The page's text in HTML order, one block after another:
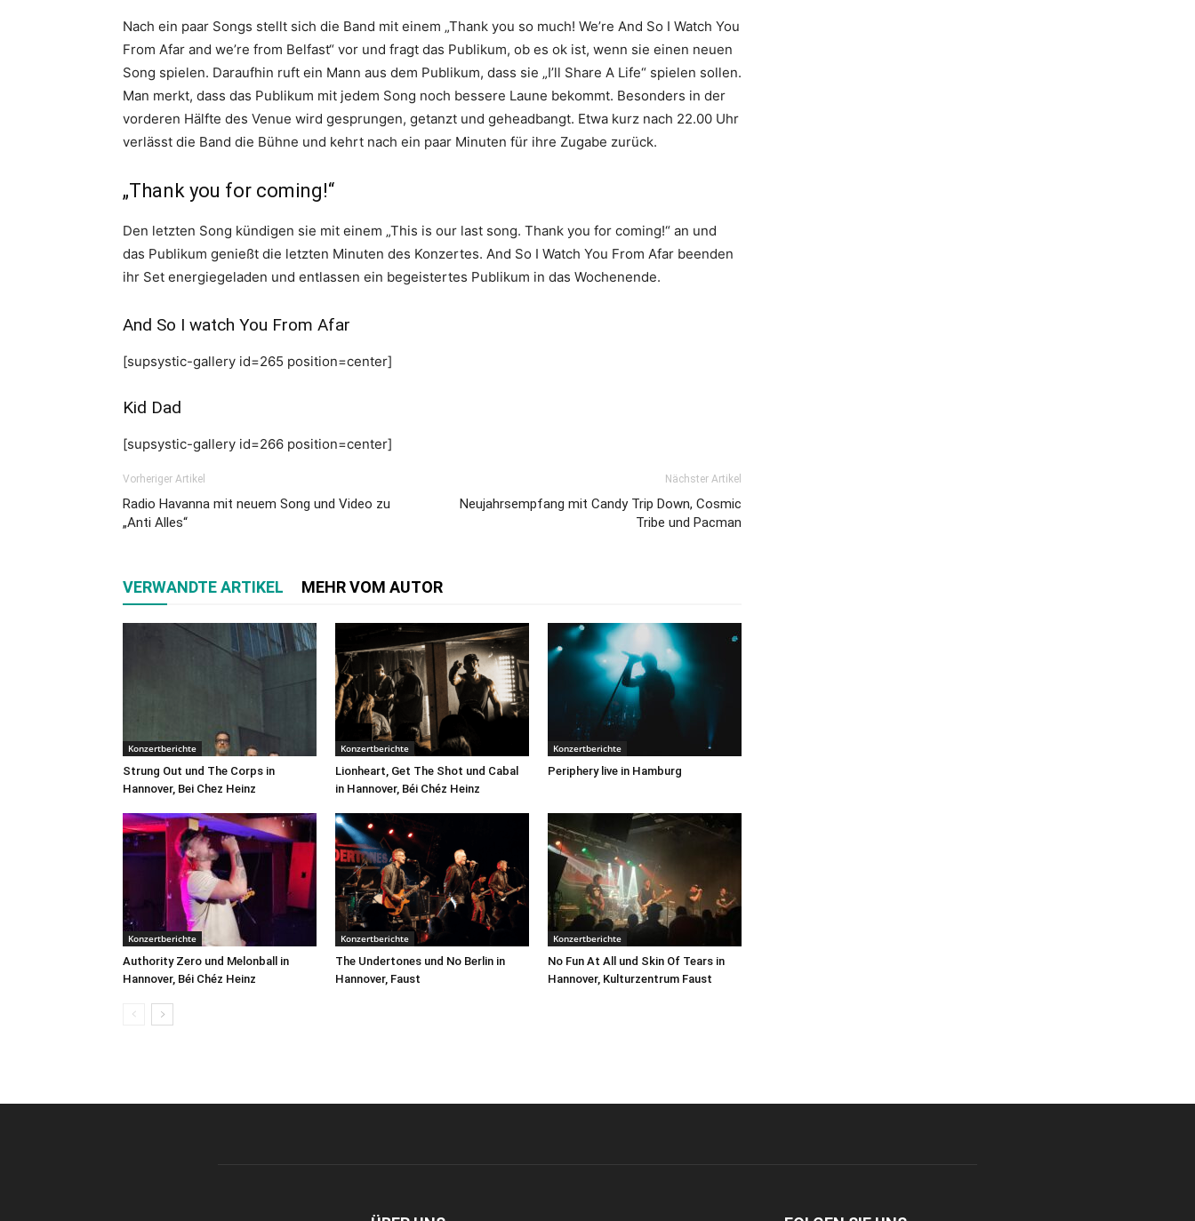
Nach ein paar Songs stellt sich die Band mit einem „Thank you so much! We’re And So I Watch You
From Afar and we’re from Belfast“ vor und fragt das Publikum, ob es ok ist, wenn sie einen neuen
Song spielen. Daraufhin ruft ein Mann aus dem Publikum, dass sie „I’ll Share A Life“ spielen sollen.
Man merkt, dass das Publikum mit jedem Song noch bessere Laune bekommt. Besonders in der
vorderen Hälfte des Venue wird gesprungen, getanzt und geheadbangt. Etwa kurz nach 22.00 Uhr
verlässt die Band die Bühne und kehrt nach ein paar Minuten für ihre Zugabe zurück.
„Thank you for coming!“
Den letzten Song kündigen sie mit einem „This is our last song. Thank you for coming!“ an und
das Publikum genießt die letzten Minuten des Konzertes. And So I Watch You From Afar beenden
ihr Set energiegeladen und entlassen ein begeistertes Publikum in das Wochenende.
And So I watch You From Afar
[supsystic-gallery id=265 position=center]
Kid Dad
[supsystic-gallery id=266 position=center]
Vorheriger Artikel
Radio Havanna mit neuem Song und Video zu
„Anti Alles“
Nächster Artikel
Neujahrsempfang mit Candy Trip Down, Cosmic
Tribe und Pacman
VERWANDTE ARTIKEL MEHR VOM AUTOR
Konzertberichte
Strung Out und The Corps in
Hannover, Bei Chez Heinz
Konzertberichte
Lionheart, Get The Shot und Cabal
in Hannover, Béi Chéz Heinz
Konzertberichte
Periphery live in Hamburg
Konzertberichte
Authority Zero und Melonball in
Hannover, Béi Chéz Heinz
Konzertberichte
The Undertones und No Berlin in
Hannover, Faust
Konzertberichte
No Fun At All und Skin Of Tears in
Hannover, Kulturzentrum Faust